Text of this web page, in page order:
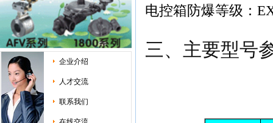
企业介绍
人才交流
联系我们
电控箱防爆等级：
三、主要型号